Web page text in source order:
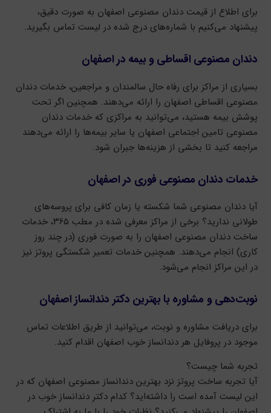
برای اطلاع از قیمت دندان مصنوعی اصفهان به صورت دقیق،
پیشنهاد می‌کنیم با شماره‌های درج شده در لیست تماس بگیرید.
دندان مصنوعی اقساطی و بیمه در اصفهان
بسیاری از مراکز برای رفاه حال سالمندان و مراجعین، خدمات دندان
مصنوعی اقساطی اصفهان را ارائه می‌دهند. همچنین اگر تحت
پوشش بیمه هستید، می‌توانید به مراکزی که خدمات دندان
مصنوعی تامین اجتماعی اصفهان یا سایر بیمه‌ها را ارائه می‌دهند
مراجعه کنید تا بخشی از هزینه‌ها جبران شود.
خدمات دندان مصنوعی فوری در اصفهان
آیا دندان مصنوعی شما شکسته یا زمان کافی برای پروسه‌های
طولانی ندارید؟ برخی از مراکز معرفی شده در مطب ۳۶۵، خدمات
ساخت دندان مصنوعی اصفهان را به صورت فوری (در چند روز
کاری) انجام می‌دهند. همچنین خدمات تعمیر شکستگی پروتز نیز
در این مراکز انجام می‌شود.
نوبت‌دهی و مشاوره با بهترین دکتر دندانساز اصفهان
برای دریافت مشاوره و نوبت، می‌توانید از طریق اطلاعات تماس
موجود در پروفایل هر دندانساز خوب اصفهان اقدام کنید.
تجربه شما چیست؟
آیا تجربه ساخت پروتز نزد بهترین دندانساز مصنوعی اصفهان که در
این لیست آمده است را داشته‌اید؟ کدام دکتر دندانساز خوب در